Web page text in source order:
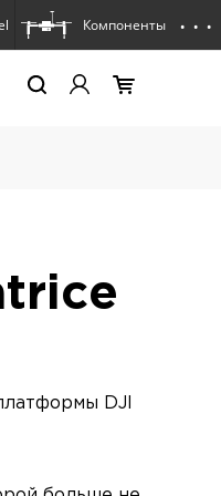
Компоненты . . .
DJI